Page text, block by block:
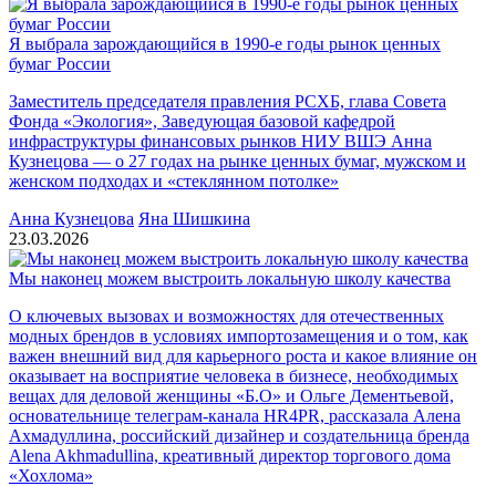
Я выбрала зарождающийся в 1990-е годы рынок ценных
бумаг России
Заместитель председателя правления РСХБ, глава Совета
Фонда «Экология», Заведующая базовой кафедрой
инфраструктуры финансовых рынков НИУ ВШЭ Анна
Кузнецова — о 27 годах на рынке ценных бумаг, мужском и
женском подходах и «стеклянном потолке»
Анна Кузнецова Яна Шишкина
23.03.2026
Мы наконец можем выстроить локальную школу качества
О ключевых вызовах и возможностях для отечественных
модных брендов в условиях импортозамещения и о том, как
важен внешний вид для карьерного роста и какое влияние он
оказывает на восприятие человека в бизнесе, необходимых
вещах для деловой женщины «Б.О» и Ольге Дементьевой,
основательнице телеграм-канала HR4PR, рассказала Алена
Ахмадуллина, российский дизайнер и создательница бренда
Alena Akhmadullina, креативный директор торгового дома
«Хохлома»